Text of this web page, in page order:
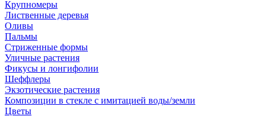
Крупномеры
Лиственные деревья
Оливы
Пальмы
Стриженные формы
Уличные растения
Фикусы и лонгифолии
Шеффлеры
Экзотические растения
Композиции в стекле с имитацией воды/земли
Цветы